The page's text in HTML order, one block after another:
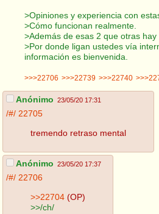
>Opiniones y experiencia con
>Cómo funcionan realmente.
>Además de esas 2 que otras
>Por donde ligan ustedes vía
información es bienvenida.
>>>22706 >>>22739 >>>22740
Anónimo 23/05/20 17:31
/#/ 22705
tremendo retraso mental
Anónimo 23/05/20 17:37
/#/ 22706
>>22704 (OP)
>>/ch/